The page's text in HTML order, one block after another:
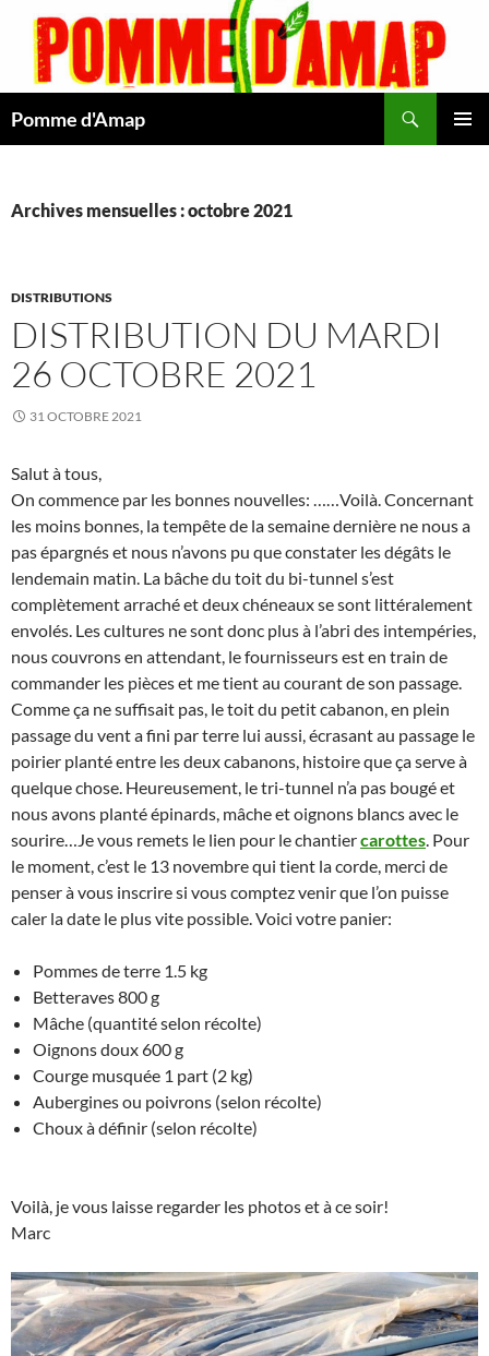
contenu
Pomme d'Amap
Archives mensuelles : octobre 2021
DISTRIBUTIONS
DISTRIBUTION DU MARDI
26 OCTOBRE 2021
31 OCTOBRE 2021
Salut à tous,
On commence par les bonnes nouvelles: ……Voilà. Concernant
les moins bonnes, la tempête de la semaine dernière ne nous a
pas épargnés et nous n’avons pu que constater les dégâts le
lendemain matin. La bâche du toit du bi-tunnel s’est
complètement arraché et deux chéneaux se sont littéralement
envolés. Les cultures ne sont donc plus à l’abri des intempéries,
nous couvrons en attendant, le fournisseurs est en train de
commander les pièces et me tient au courant de son passage.
Comme ça ne suffisait pas, le toit du petit cabanon, en plein
passage du vent a fini par terre lui aussi, écrasant au passage le
poirier planté entre les deux cabanons, histoire que ça serve à
quelque chose. Heureusement, le tri-tunnel n’a pas bougé et
nous avons planté épinards, mâche et oignons blancs avec le
sourire…Je vous remets le lien pour le chantiercarottes. Pour
le moment, c’est le 13 novembre qui tient la corde, merci de
penser à vous inscrire si vous comptez venir que l’on puisse
caler la date le plus vite possible. Voici votre panier:
Pommes de terre 1.5 kg
Betteraves 800 g
Mâche (quantité selon récolte)
Oignons doux 600 g
Courge musquée 1 part (2 kg)
Aubergines ou poivrons (selon récolte)
Choux à définir (selon récolte)
Voilà, je vous laisse regarder les photos et à ce soir!
Marc